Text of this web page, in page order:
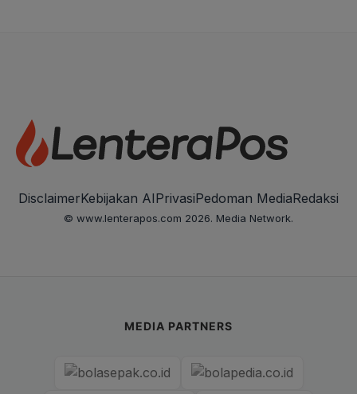
DisclaimerKebijakan AIPrivasiPedoman MediaRedaksi
© www.lenterapos.com 2026. Media Network.
MEDIA PARTNERS